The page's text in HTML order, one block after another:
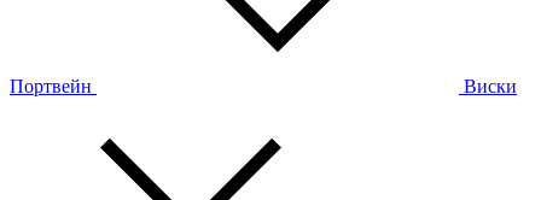
Портвейн Виски